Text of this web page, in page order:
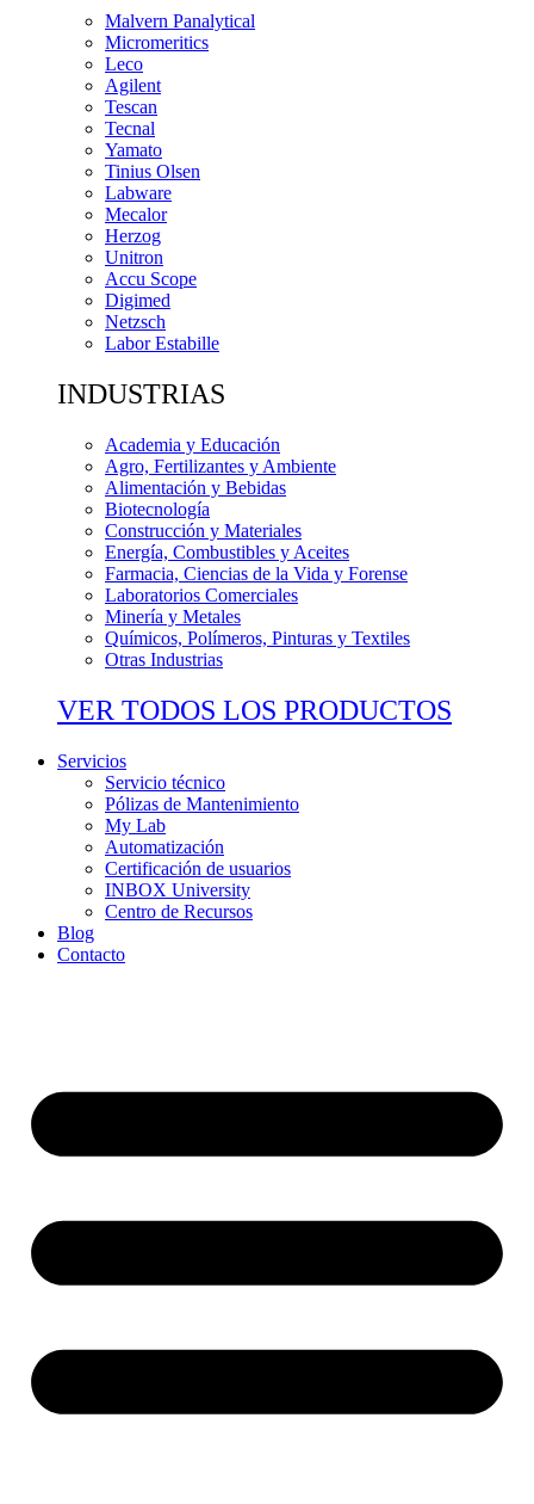
Malvern Panalytical
Micromeritics
Leco
Agilent
Tescan
Tecnal
Yamato
Tinius Olsen
Labware
Mecalor
Herzog
Unitron
Accu Scope
Digimed
Netzsch
Labor Estabille
INDUSTRIAS
Academia y Educación
Agro, Fertilizantes y Ambiente
Alimentación y Bebidas
Biotecnología
Construcción y Materiales
Energía, Combustibles y Aceites
Farmacia, Ciencias de la Vida y Forense
Laboratorios Comerciales
Minería y Metales
Químicos, Polímeros, Pinturas y Textiles
Otras Industrias
VER TODOS LOS PRODUCTOS
Servicios
Servicio técnico
Pólizas de Mantenimiento
My Lab
Automatización
Certificación de usuarios
INBOX University
Centro de Recursos
Blog
Contacto